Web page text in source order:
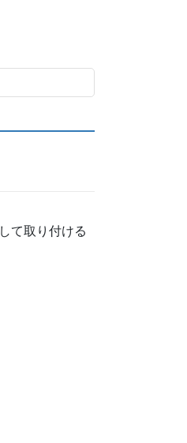
して取り付ける